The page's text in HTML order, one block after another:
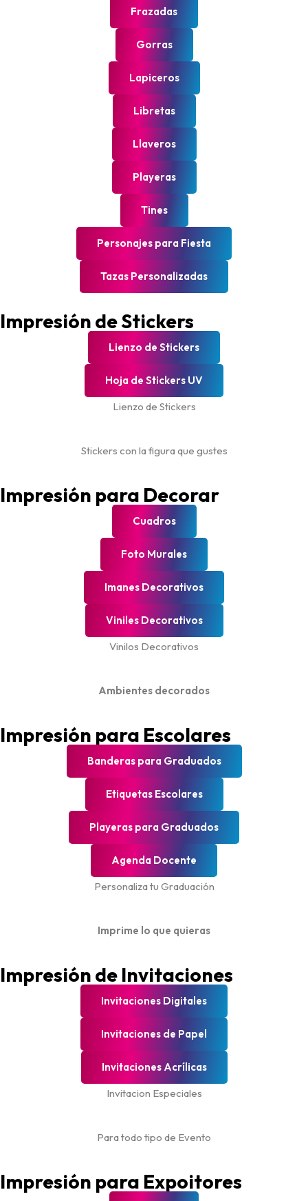
Frazadas
Gorras
Lapiceros
Libretas
Llaveros
Playeras
Tines
Personajes para Fiesta
Tazas Personalizadas
Impresión de Stickers
Lienzo de Stickers
Hoja de Stickers UV
Lienzo de Stickers
Stickers con la figura que gustes
Impresión para Decorar
Cuadros
Foto Murales
Imanes Decorativos
Viniles Decorativos
Vinilos Decorativos
Ambientes decorados
Impresión para Escolares
Banderas para Graduados
Etiquetas Escolares
Playeras para Graduados
Agenda Docente
Personaliza tu Graduación
Imprime lo que quieras
Impresión de Invitaciones
Invitaciones Digitales
Invitaciones de Papel
Invitaciones Acrílicas
Invitacion Especiales
Para todo tipo de Evento
Impresión para Expoitores